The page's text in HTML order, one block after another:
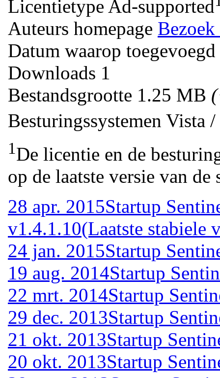
Licentietype Ad-supported
Auteurs homepage
Datum waarop toegevoegd
Downloads 1
Bestandsgrootte 1.25 MB
Besturingssystemen Vista
1De licentie en de
op de laatste versie van de
28 apr. 2015Startup
v1.4.1.10(Laatste stabiele
24 jan. 2015Startup
19 aug. 2014Startup
22 mrt. 2014Startup
29 dec. 2013Startup
21 okt. 2013Startup
20 okt. 2013Startup